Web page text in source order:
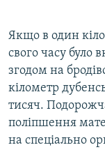
Якщо в один
свого часу було
згодом на
кілометр
тисяч.
поліпшення
на спеціально